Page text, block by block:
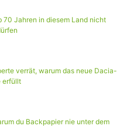
70 Jahren in diesem Land nicht
verrät, warum das neue Dacia-
erfüllt
du Backpapier nie unter dem